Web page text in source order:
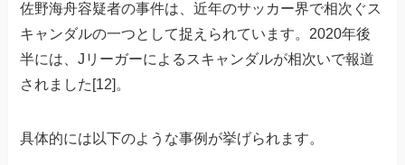
佐野海舟容疑者の事件は、近年のサッカー界で相次ぐス
キャンダルの一つとして捉えられています。2020年後
半には、Jリーガーによるスキャンダルが相次いで報道
されました[12]。
具体的には以下のような事例が挙げられます。